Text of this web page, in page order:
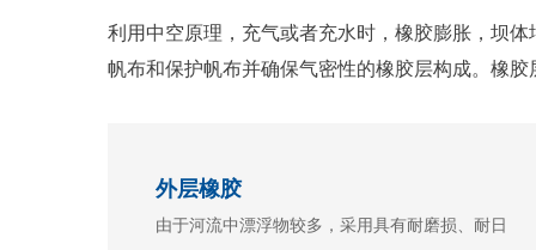
利用中空原理，充气或者充水时，橡胶膨胀，坝
帆布和保护帆布并确保气密性的橡胶层构成。橡
外层橡胶
由于河流中漂浮物较多，采用具有耐磨损、耐日